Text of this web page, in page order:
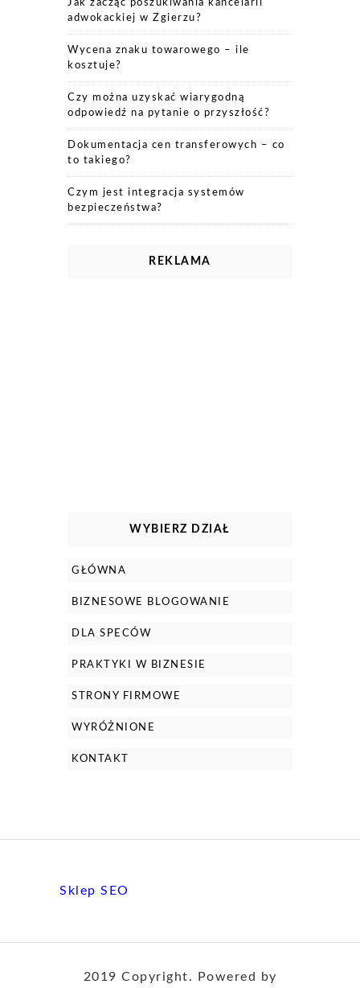
Jak zacząć poszukiwania kancelarii
adwokackiej w Zgierzu?
Wycena znaku towarowego – ile
kosztuje?
Czy można uzyskać wiarygodną
odpowiedź na pytanie o przyszłość?
Dokumentacja cen transferowych – co
to takiego?
Czym jest integracja systemów
bezpieczeństwa?
REKLAMA
WYBIERZ DZIAŁ
GŁÓWNA
BIZNESOWE BLOGOWANIE
DLA SPECÓW
PRAKTYKI W BIZNESIE
STRONY FIRMOWE
WYRÓŻNIONE
KONTAKT
Sklep SEO
2019 Copyright. Powered by